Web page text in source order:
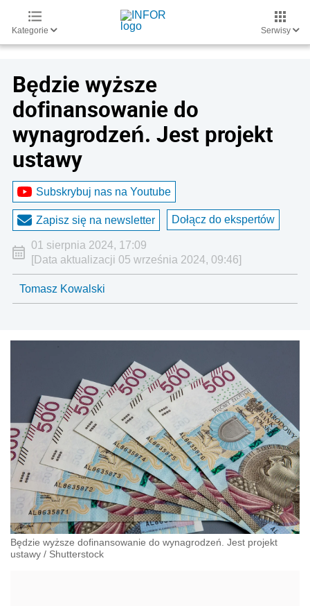
Kategorie Serwisy
Będzie wyższe
dofinansowanie do
wynagrodzeń. Jest projekt
ustawy
Subskrybuj nas na Youtube
Zapisz się na newsletter Dołącz do ekspertów
01 sierpnia 2024, 17:09
[Data aktualizacji 05 września 2024, 09:46]
Tomasz Kowalski
Będzie wyższe dofinansowanie do wynagrodzeń. Jest projekt
ustawy / Shutterstock